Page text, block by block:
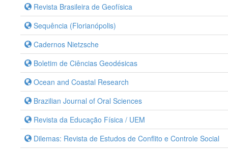
Revista Brasileira de Geofísica
Sequência (Florianópolis)
Cadernos Nietzsche
Boletim de Ciências Geodésicas
Ocean and Coastal Research
Brazilian Journal of Oral Sciences
Revista da Educação Física / UEM
Dilemas: Revista de Estudos de Conflito e Controle Social